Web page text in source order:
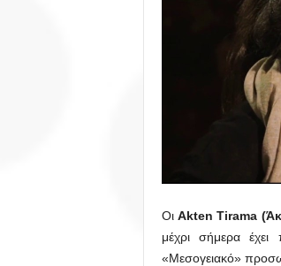
Οι Akten Tirama
μέχρι σήμερα έχει
«Μεσογειακό»